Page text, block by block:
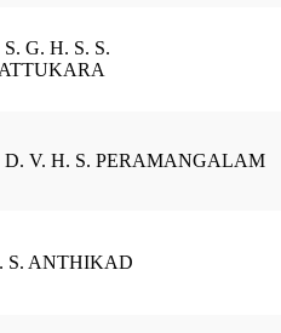
S. G. H. S. S.
D. V. H. S. PERAMANGALAM
S. ANTHIKAD